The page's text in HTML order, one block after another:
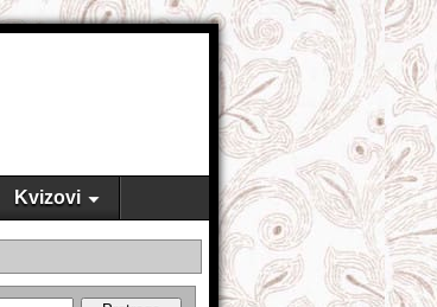
Kvizovi